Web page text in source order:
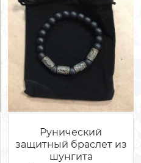
Рунический
защитный браслет из
шунгита